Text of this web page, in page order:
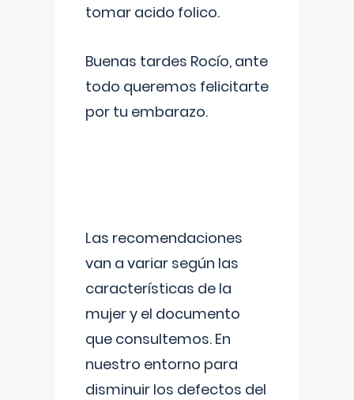
tomar acido folico.
Buenas tardes Rocío, ante
todo queremos felicitarte
por tu embarazo.
Las recomendaciones
van a variar según las
características de la
mujer y el documento
que consultemos. En
nuestro entorno para
disminuir los defectos del